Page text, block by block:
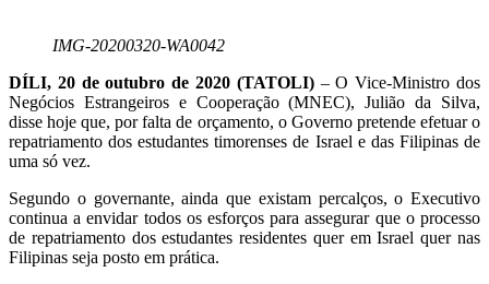
IMG-20200320-WA0042
DÍLI, 20 de outubro de 2020 (TATOLI)– O Vice-Ministro dos
Negócios Estrangeiros e Cooperação (MNEC), Julião da Silva,
disse hoje que, por falta de orçamento, o Governo pretende efetuar o
repatriamento dos estudantes timorenses de Israel e das Filipinas de
uma só vez.
Segundo o governante, ainda que existam percalços, o Executivo
continua a envidar todos os esforços para assegurar que o processo
de repatriamento dos estudantes residentes quer em Israel quer nas
Filipinas seja posto em prática.